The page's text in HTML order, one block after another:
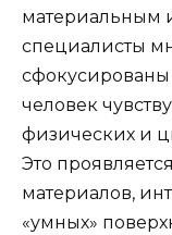
материальным
специалисты
сфокусированы
человек
физических и
Это
материалов,
«умных»